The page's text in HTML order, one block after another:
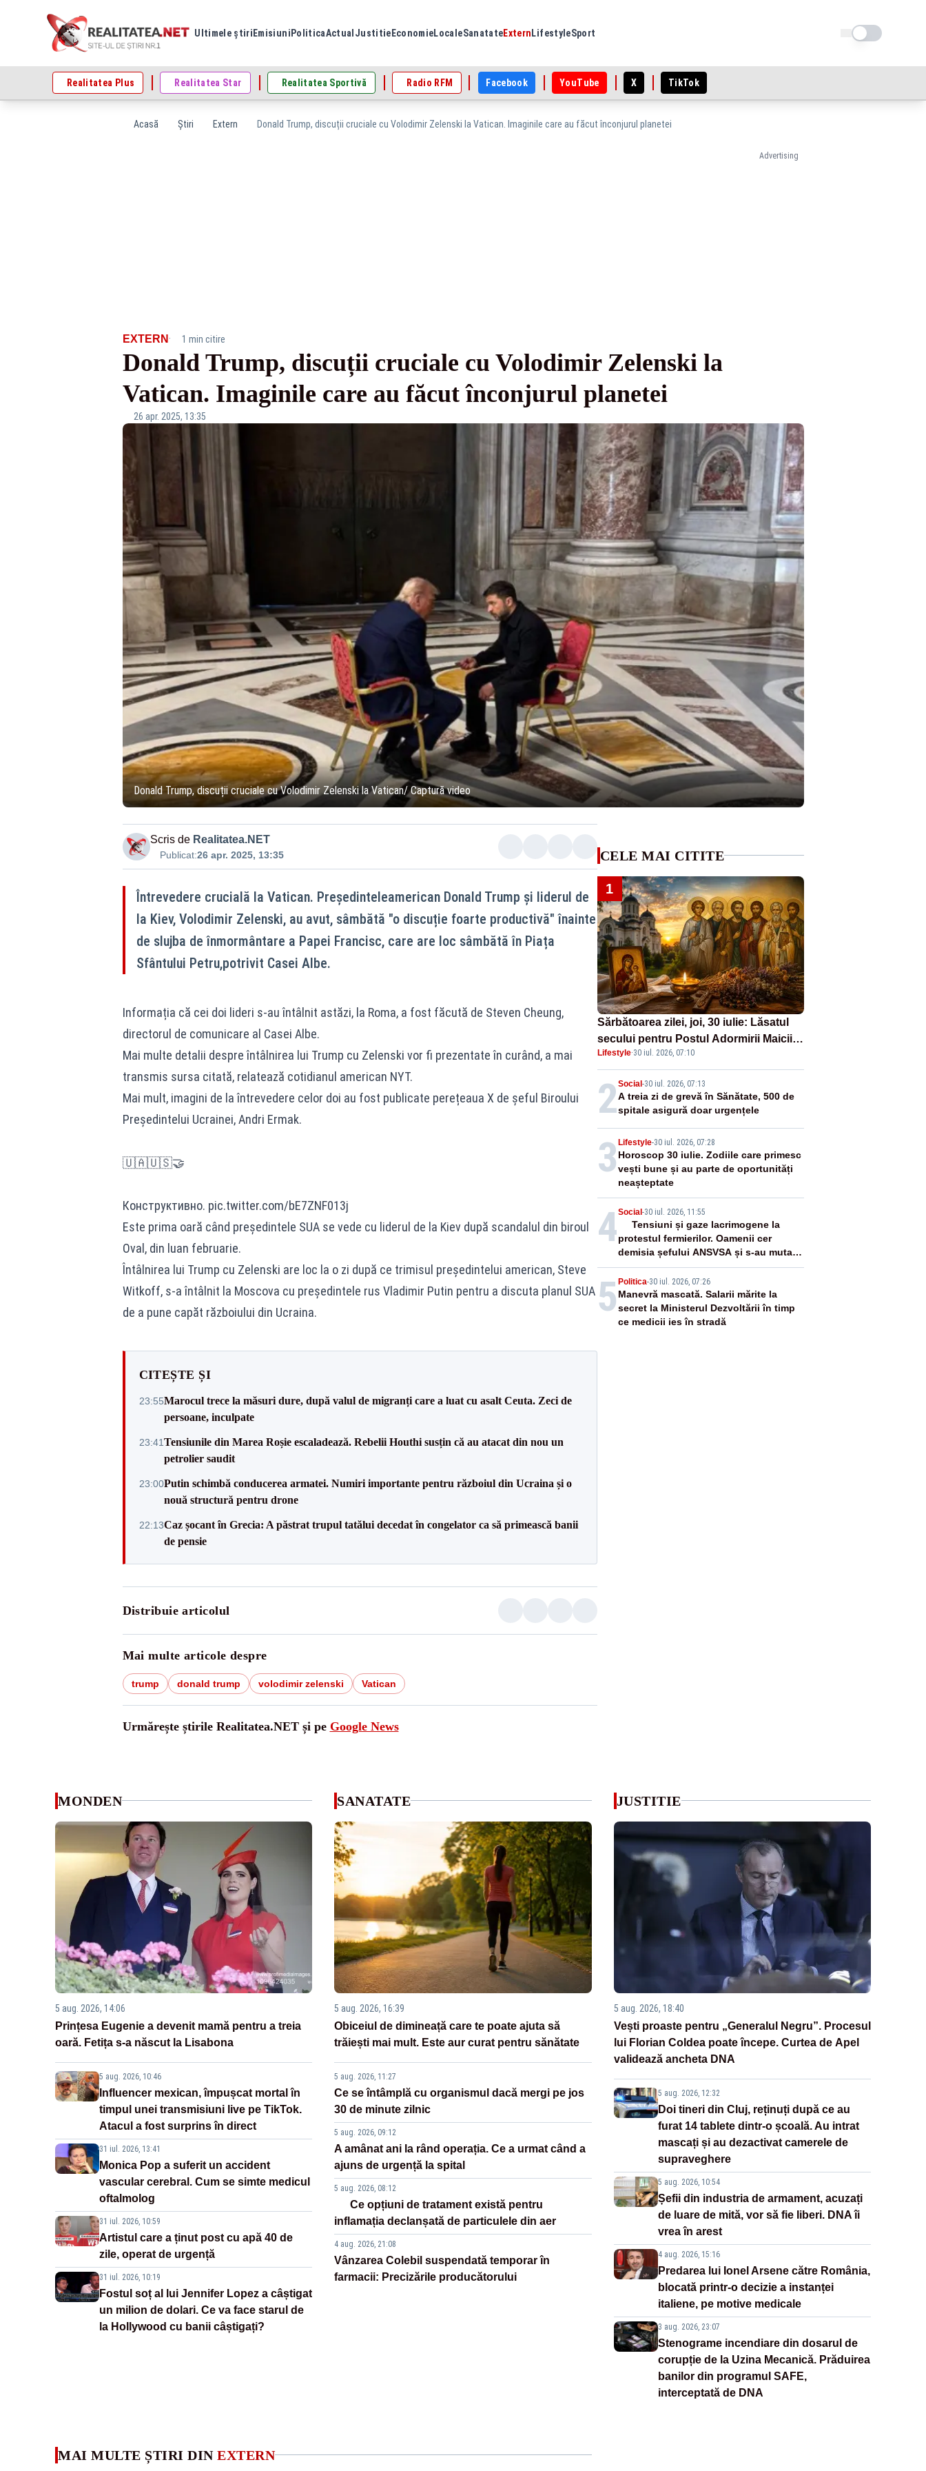
Ultimele știri Emisiuni PoliticaActual Justitie EconomieLocaleSanatateExtern LifestyleSport Schimba tema
Realitatea Plus Realitatea Star Realitatea Sportivă Radio RFM Facebook YouTube X TikTok
Acasă Știri Extern Donald Trump, discuții cruciale cu Volodimir Zelenski la Vatican. Imaginile care au făcut înconjurul planetei
Advertising
EXTERN · 1 min citire
Donald Trump, discuții cruciale cu Volodimir Zelenski la
Vatican. Imaginile care au făcut înconjurul planetei
26 apr. 2025, 13:35
Donald Trump, discuții cruciale cu Volodimir Zelenski la Vatican/ Captură video
Scris de Realitatea.NET
Publicat:26 apr. 2025, 13:35
Întrevedere crucială la Vatican. Președinteleamerican Donald Trump și liderul de
la Kiev, Volodimir Zelenski, au avut, sâmbătă "o discuție foarte productivă" înainte
de slujba de înmormântare a Papei Francisc, care are loc sâmbătă în Piața
Sfântului Petru,potrivit Casei Albe.
Informația că cei doi lideri s-au întâlnit astăzi, la Roma, a fost făcută de Steven Cheung,
directorul de comunicare al Casei Albe.
Mai multe detalii despre întâlnirea lui Trump cu Zelenski vor fi prezentate în curând, a mai
transmis sursa citată, relatează cotidianul american NYT.
Mai mult, imagini de la întrevedere celor doi au fost publicate perețeaua X de șeful Biroului
Preşedintelui Ucrainei, Andri Ermak.
🇺🇦🇺🇸🤝
Конструктивно. pic.twitter.com/bE7ZNF013j
Este prima oară când președintele SUA se vede cu liderul de la Kiev după scandalul din biroul
Oval, din luan februarie.
Întâlnirea lui Trump cu Zelenski are loc la o zi după ce trimisul președintelui american, Steve
Witkoff, s-a întâlnit la Moscova cu președintele rus Vladimir Putin pentru a discuta planul SUA
de a pune capăt războiului din Ucraina.
CITEȘTE ȘI
23:55Marocul trece la măsuri dure, după valul de migranți care a luat cu asalt Ceuta. Zeci de
persoane, inculpate
23:41Tensiunile din Marea Roșie escaladează. Rebelii Houthi susțin că au atacat din nou un
petrolier saudit
23:00Putin schimbă conducerea armatei. Numiri importante pentru războiul din Ucraina și o
nouă structură pentru drone
22:13Caz șocant în Grecia: A păstrat trupul tatălui decedat în congelator ca să primească banii
de pensie
Distribuie articolul
Mai multe articole despre
trump donald trump volodimir zelenski Vatican
Urmărește știrile Realitatea.NET și pe Google News
CELE MAI CITITE
1
Sărbătoarea zilei, joi, 30 iulie: Lăsatul
secului pentru Postul Adormirii Maicii
Domnului și Sfântul Valentin
Lifestyle·30 iul. 2026, 07:10
2Social-30 iul. 2026, 07:13
A treia zi de grevă în Sănătate, 500 de
spitale asigură doar urgențele
3 Lifestyle-30 iul. 2026, 07:28
Horoscop 30 iulie. Zodiile care primesc
vești bune și au parte de oportunități
neașteptate
4Social-30 iul. 2026, 11:55
Tensiuni și gaze lacrimogene la
protestul fermierilor. Oamenii cer
demisia șefului ANSVSA și s-au mutat
în Piața Victoria– LIVE TEXT
5 Politica-30 iul. 2026, 07:26
Manevră mascată. Salarii mărite la
secret la Ministerul Dezvoltării în timp
ce medicii ies în stradă
MONDEN
5 aug. 2026, 14:06
Prințesa Eugenie a devenit mamă pentru a treia
oară. Fetița s-a născut la Lisabona
5 aug. 2026, 10:46
Influencer mexican, împușcat mortal în
timpul unei transmisiuni live pe TikTok.
Atacul a fost surprins în direct
31 iul. 2026, 13:41
Monica Pop a suferit un accident
vascular cerebral. Cum se simte medicul
oftalmolog
31 iul. 2026, 10:59
Artistul care a ținut post cu apă 40 de
zile, operat de urgență
31 iul. 2026, 10:19
Fostul soț al lui Jennifer Lopez a câștigat
un milion de dolari. Ce va face starul de
la Hollywood cu banii câștigați?
SANATATE
5 aug. 2026, 16:39
Obiceiul de dimineață care te poate ajuta să
trăiești mai mult. Este aur curat pentru sănătate
5 aug. 2026, 11:27
Ce se întâmplă cu organismul dacă mergi pe jos
30 de minute zilnic
5 aug. 2026, 09:12
A amânat ani la rând operația. Ce a urmat când a
ajuns de urgență la spital
5 aug. 2026, 08:12
Ce opțiuni de tratament există pentru
inflamația declanșată de particulele din aer
4 aug. 2026, 21:08
Vânzarea Colebil suspendată temporar în
farmacii: Precizările producătorului
JUSTITIE
5 aug. 2026, 18:40
Vești proaste pentru „Generalul Negru”. Procesul
lui Florian Coldea poate începe. Curtea de Apel
validează ancheta DNA
5 aug. 2026, 12:32
Doi tineri din Cluj, reținuți după ce au
furat 14 tablete dintr-o școală. Au intrat
mascați și au dezactivat camerele de
supraveghere
5 aug. 2026, 10:54
Șefii din industria de armament, acuzați
de luare de mită, vor să fie liberi. DNA îi
vrea în arest
4 aug. 2026, 15:16
Predarea lui Ionel Arsene către România,
blocată printr-o decizie a instanței
italiene, pe motive medicale
3 aug. 2026, 23:07
Stenograme incendiare din dosarul de
corupție de la Uzina Mecanică. Prăduirea
banilor din programul SAFE,
interceptată de DNA
MAI MULTE ȘTIRI DIN EXTERN